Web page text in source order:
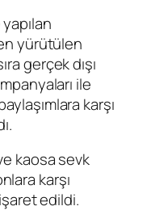
yürütülen
gerçek dışı
ile
karşı
kaosa sevk
karşı
edildi.